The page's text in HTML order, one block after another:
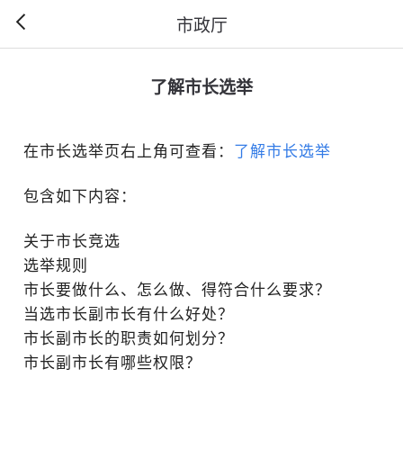
市政厅
了解市长选举
在市长选举页右上角可查看： 了解市长选举
包含如下内容：
关于市长竞选
选举规则
市长要做什么、怎么做、得符合什么要求？
当选市长副市长有什么好处？
市长副市长的职责如何划分？
市长副市长有哪些权限？